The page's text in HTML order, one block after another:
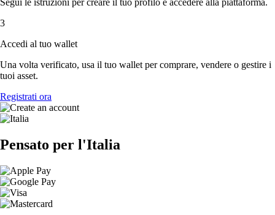
Segui le istruzioni per creare il tuo profilo e accedere alla piattaforma.
3
Accedi al tuo wallet
Una volta verificato, usa il tuo wallet per comprare, vendere o gestire i
tuoi asset.
Registrati ora
Pensato per l'Italia